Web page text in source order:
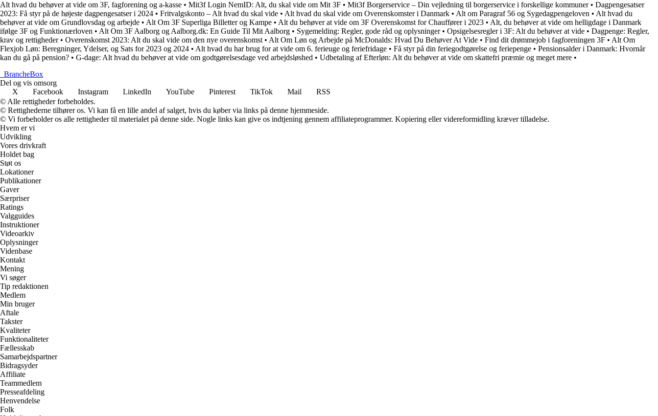
Alt hvad du behøver at vide om 3F, fagforening og a-kasse • Mit3f Login NemID: Alt, du skal vide om Mit 3F • Mit3f Borgerservice – Din vejledning til borgerservice i forskellige kommuner• Dagpengesatser
2023: Få styr på de højeste dagpengesatser i 2024 • Fritvalgskonto – Alt hvad du skal vide • Alt hvad du skal vide om Overenskomster i Danmark • Alt om Paragraf 56 og Sygedagpengeloven • Alt hvad du
behøver at vide om Grundlovsdag og arbejde • Alt Om 3F Superliga Billetter og Kampe • Alt du behøver at vide om 3F Overenskomst for Chauffører i 2023 • Alt, du behøver at vide om helligdage i Danmark
ifølge 3F og Funktionærloven • Alt Om 3F Aalborg og Aalborg.dk: En Guide Til Mit Aalborg • Sygemelding: Regler, gode råd og oplysninger• Opsigelsesregler i 3F: Alt du behøver at vide • Dagpenge: Regler,
krav og rettigheder• Overenskomst 2023: Alt du skal vide om den nye overenskomst • Alt Om Løn og Arbejde på McDonalds: Hvad Du Behøver At Vide • Find dit drømmejob i fagforeningen 3F • Alt Om
Flexjob Løn: Beregninger, Ydelser, og Sats for 2023 og 2024 • Alt hvad du har brug for at vide om 6. ferieuge og feriefridage • Få styr på din feriegodtgørelse og feriepenge • Pensionsalder i Danmark: Hvornår
kan du gå på pension? • G-dage: Alt hvad du behøver at vide om godtgørelsesdage ved arbejdsløshed • Udbetaling af Efterløn: Alt du behøver at vide om skattefri præmie og meget mere •
BrancheBox
Del og vis omsorg
X
Facebook Instagram LinkedIn YouTube Pinterest TikTok Mail
RSS
© Alle rettigheder forbeholdes.
© Rettighederne tilhører os. Vi kan få en lille andel af salget, hvis du køber via links på denne hjemmeside.
© Vi forbeholder os alle rettigheder til materialet på denne side. Nogle links kan give os indtjening gennem affiliateprogrammer. Kopiering eller videreformidling kræver tilladelse.
Hvem er vi
Udvikling
Vores drivkraft
Holdet bag
Støt os
Lokationer
Publikationer
Gaver
Særpriser
Ratings
Valgguides
Instruktioner
Videoarkiv
Oplysninger
Videnbase
Kontakt
Mening
Vi søger
Tip redaktionen
Medlem
Min bruger
Aftale
Takster
Kvaliteter
Funktionaliteter
Fællesskab
Samarbejdspartner
Bidragsyder
Affiliate
Teammedlem
Presseafdeling
Henvendelse
Folk